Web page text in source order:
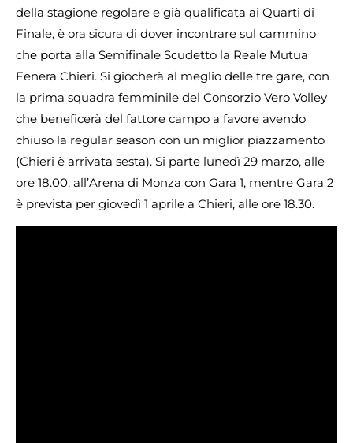
della stagione regolare e già qualificata ai Quarti di
Finale, è ora sicura di dover incontrare sul cammino
che porta alla Semifinale Scudetto la Reale Mutua
Fenera Chieri. Si giocherà al meglio delle tre gare, con
la prima squadra femminile del Consorzio Vero Volley
che beneficerà del fattore campo a favore avendo
chiuso la regular season con un miglior piazzamento
(Chieri è arrivata sesta). Si parte lunedì 29 marzo, alle
ore 18.00, all’Arena di Monza con Gara 1, mentre Gara 2
è prevista per giovedì 1 aprile a Chieri, alle ore 18.30.